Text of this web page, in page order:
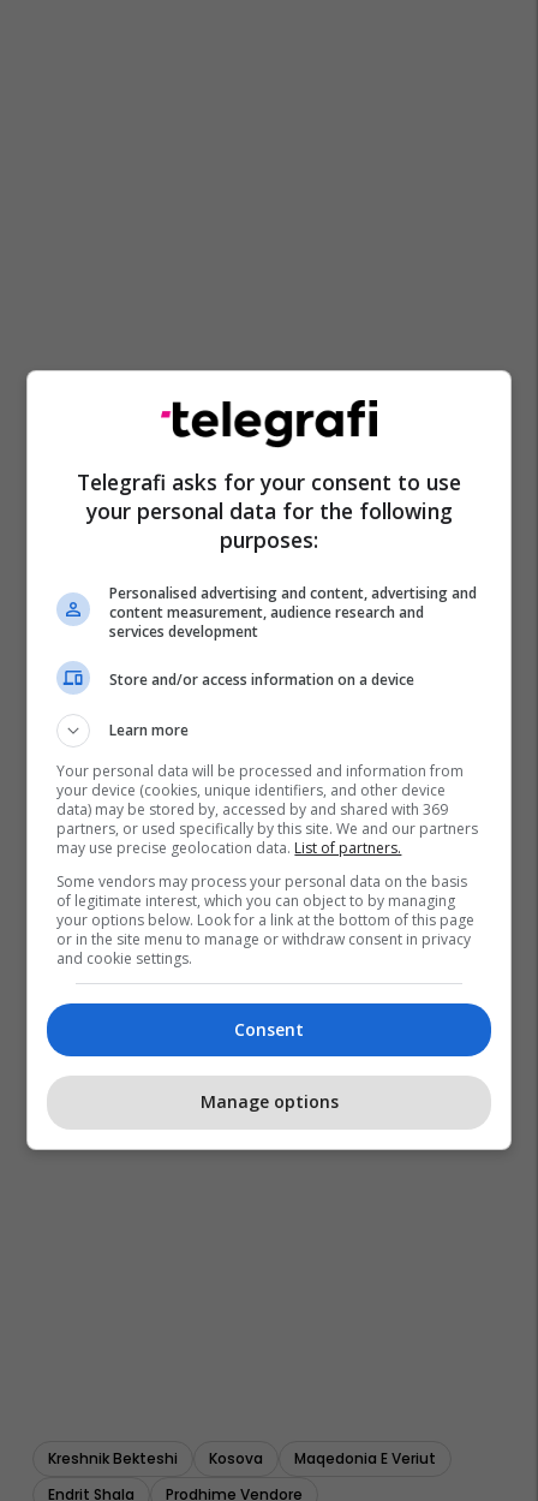
Kreshnik Bekteshi Kosova
Maqedonia E Veriut
Endrit Shala
Prodhime Vendore
Telegrafi asks for your consent to use
your personal data for the following
purposes:
Personalised advertising and content, advertising and
content measurement, audience research and
services development
Store and/or access information on a device
Learn more
Your personal data will be processed and information from
your device (cookies, unique identifiers, and other device
data) may be stored by, accessed by and shared with 369
partners, or used specifically by this site. We and our partners
may use precise geolocation data. List of partners.
Some vendors may process your personal data on the basis
of legitimate interest, which you can object to by managing
your options below. Look for a link at the bottom of this page
or in the site menu to manage or withdraw consent in privacy
and cookie settings.
Consent
Manage options